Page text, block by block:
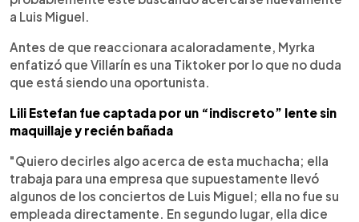
a Luis Miguel.
Antes de que reaccionara acaloradamente, Myrka
enfatizó que Villarín es una Tiktoker por lo que no duda
que está siendo una oportunista.
Lili Estefan fue captada por un “indiscreto” lente sin
maquillaje y recién bañada
"Quiero decirles algo acerca de esta muchacha; ella
trabaja para una empresa que supuestamente llevó
algunos de los conciertos de Luis Miguel; ella no fue su
empleada directamente. En segundo lugar, ella dice